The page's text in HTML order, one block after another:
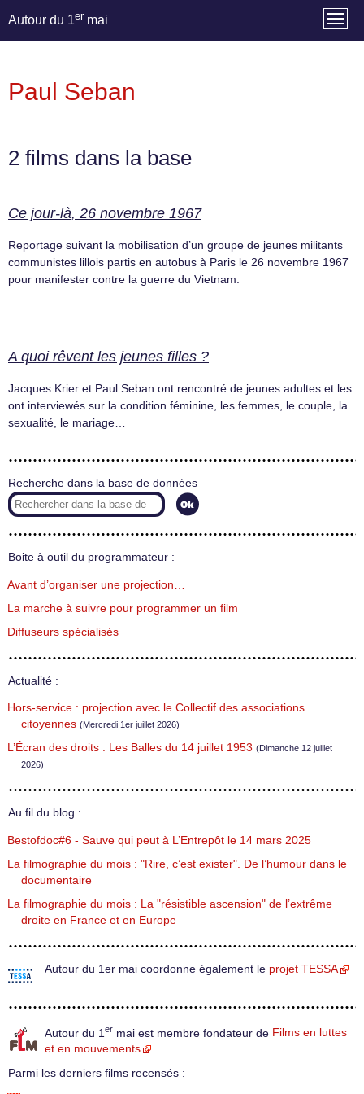
Autour du 1er mai
Paul Seban
2 films dans la base
Ce jour-là, 26 novembre 1967
Reportage suivant la mobilisation d’un groupe de jeunes militants
communistes lillois partis en autobus à Paris le 26 novembre 1967
pour manifester contre la guerre du Vietnam.
A quoi rêvent les jeunes filles ?
Jacques Krier et Paul Seban ont rencontré de jeunes adultes et les
ont interviewés sur la condition féminine, les femmes, le couple, la
sexualité, le mariage…
Recherche dans la base de données
Boite à outil du programmateur :
Avant d’organiser une projection…
La marche à suivre pour programmer un film
Diffuseurs spécialisés
Actualité :
Hors-service : projection avec le Collectif des associations
citoyennes (Mercredi 1er juillet 2026)
L’Écran des droits : Les Balles du 14 juillet 1953 (Dimanche 12 juillet
2026)
Au fil du blog :
Bestofdoc#6 - Sauve qui peut à L’Entrepôt le 14 mars 2025
La filmographie du mois : "Rire, c’est exister". De l’humour dans le
documentaire
La filmographie du mois : La "résistible ascension" de l’extrême
droite en France et en Europe
Autour du 1er mai coordonne également le projet TESSA
Autour du 1 er mai est membre fondateur de Films en luttes
et en mouvements
Parmi les derniers films recensés :